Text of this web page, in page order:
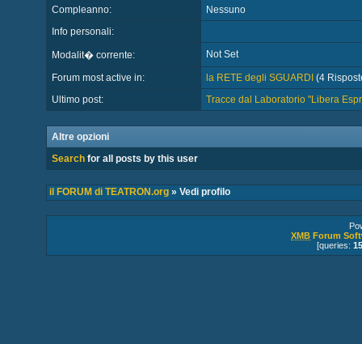
Compleanno:
Nessuno
Info personali:
Modalit� corrente: Not Set
Forum most active in: la RETE degli SGUARDI (4
Ultimo post:
Tracce dal Laboratorio "Libera
Altre opzioni
Searchfor all posts by this user
il FORUM di TEATRON.org» Vedi profilo
XMB Forum
[queries: 15